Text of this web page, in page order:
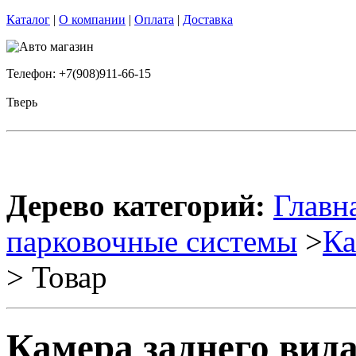
Каталог | О компании | Оплата | Доставка
Телефон: +7(908)911-66-15
Тверь
Дерево категорий:
парковочные системы >
> Товар
Камера заднего